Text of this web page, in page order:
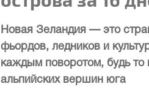
Новая Зеландия — это
фьордов, ледников и
каждым поворотом, будь то
альпийских вершин юга